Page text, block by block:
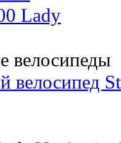
велосипеды
велосипед